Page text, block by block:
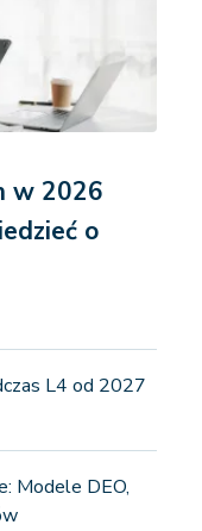
w 2026
o
L4 od 2027
Modele DEO,